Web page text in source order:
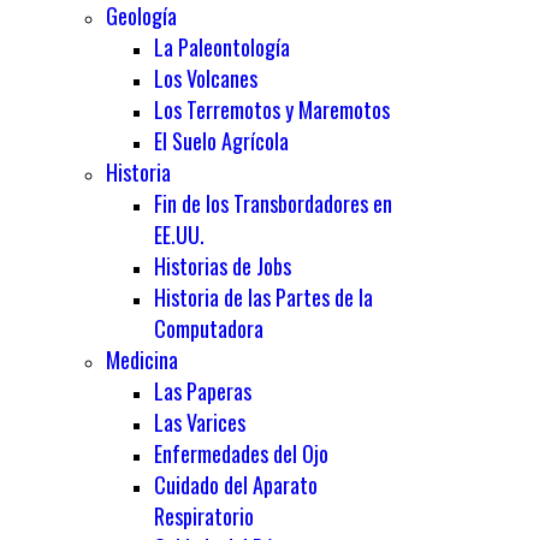
Geología
La Paleontología
Los Volcanes
Los Terremotos y Maremotos
El Suelo Agrícola
Historia
Fin de los Transbordadores en
EE.UU.
Historias de Jobs
Historia de las Partes de la
Computadora
Medicina
Las Paperas
Las Varices
Enfermedades del Ojo
Cuidado del Aparato
Respiratorio